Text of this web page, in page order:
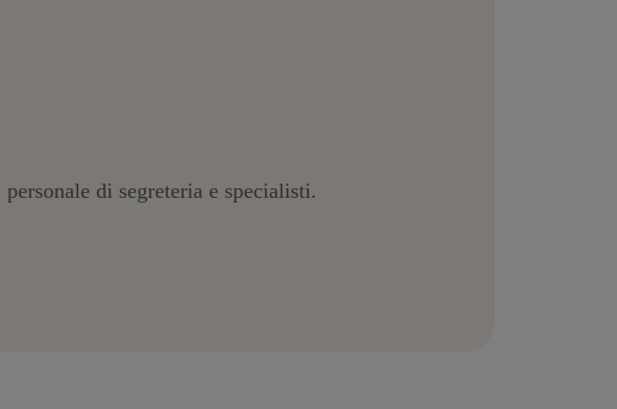
di segreteria e specialisti.